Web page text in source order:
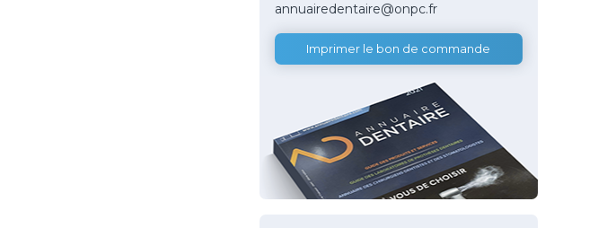
annuairedentaire@onpc.fr
Imprimer le bon de commande